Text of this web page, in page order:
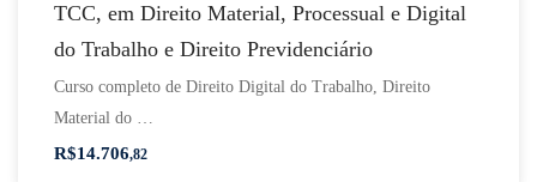
TCC, em Direito Material, Processual e Digital
do Trabalho e Direito Previdenciário
Curso completo de Direito Digital do Trabalho, Direito
Material do …
R$14.706,82